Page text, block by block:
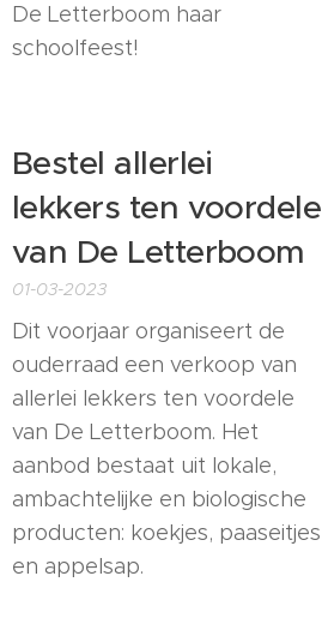
De Letterboom haar
schoolfeest! 😊 😊 😊
Bestel allerlei
lekkers ten voordele
van De Letterboom
01-03-2023
Dit voorjaar organiseert de
ouderraad een verkoop van
allerlei lekkers ten voordele
van De Letterboom. Het
aanbod bestaat uit lokale,
ambachtelijke en biologische
producten: koekjes, paaseitjes
en appelsap.